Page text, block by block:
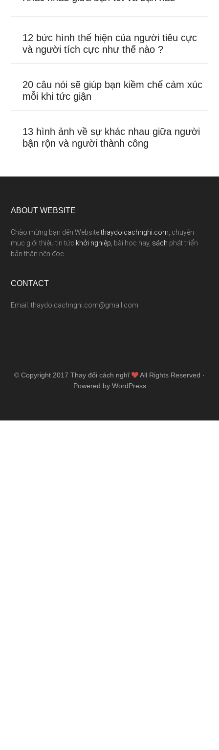
12 bức hình thể hiện của người tiêu cực
và người tích cực như thế nào ?
20 câu nói sẽ giúp bạn kiềm chế cảm xúc
mỗi khi tức giận
13 hình ảnh về sự khác nhau giữa người
bận rộn và người thành công
ABOUT WEBSITE
Chào mừng bạn đến Websitethaydoicachnghi.com , chuyên
mục giới thiệu tin tức khởi nghiệp , bài học hay, sách phát triển
bản thân nên đọc
CONTACT
Email: thaydoicachnghi.com@gmail.com
© Copyright 2017 Thay đổi cách nghĩ
All Rights Reserved ·
Powered by WordPress